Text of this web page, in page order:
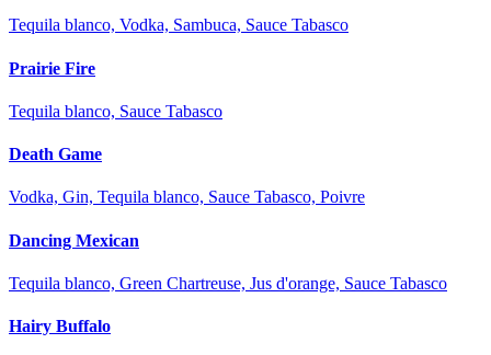
Tequila blanco, Vodka, Sambuca, Sauce Tabasco
Prairie Fire
Tequila blanco, Sauce Tabasco
Death Game
Vodka, Gin, Tequila blanco, Sauce Tabasco, Poivre
Dancing Mexican
Tequila blanco, Green Chartreuse, Jus d'orange, Sauce Tabasco
Hairy Buffalo